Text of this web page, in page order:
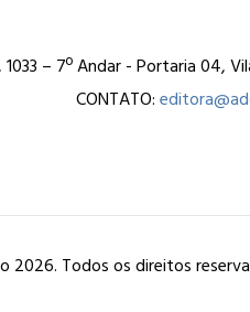
– 7º Andar - Portaria 04,
CONTATO:
2026. Todos os direitos